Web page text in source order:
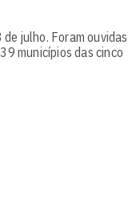
julho. Foram ouvidas
municípios das cinco